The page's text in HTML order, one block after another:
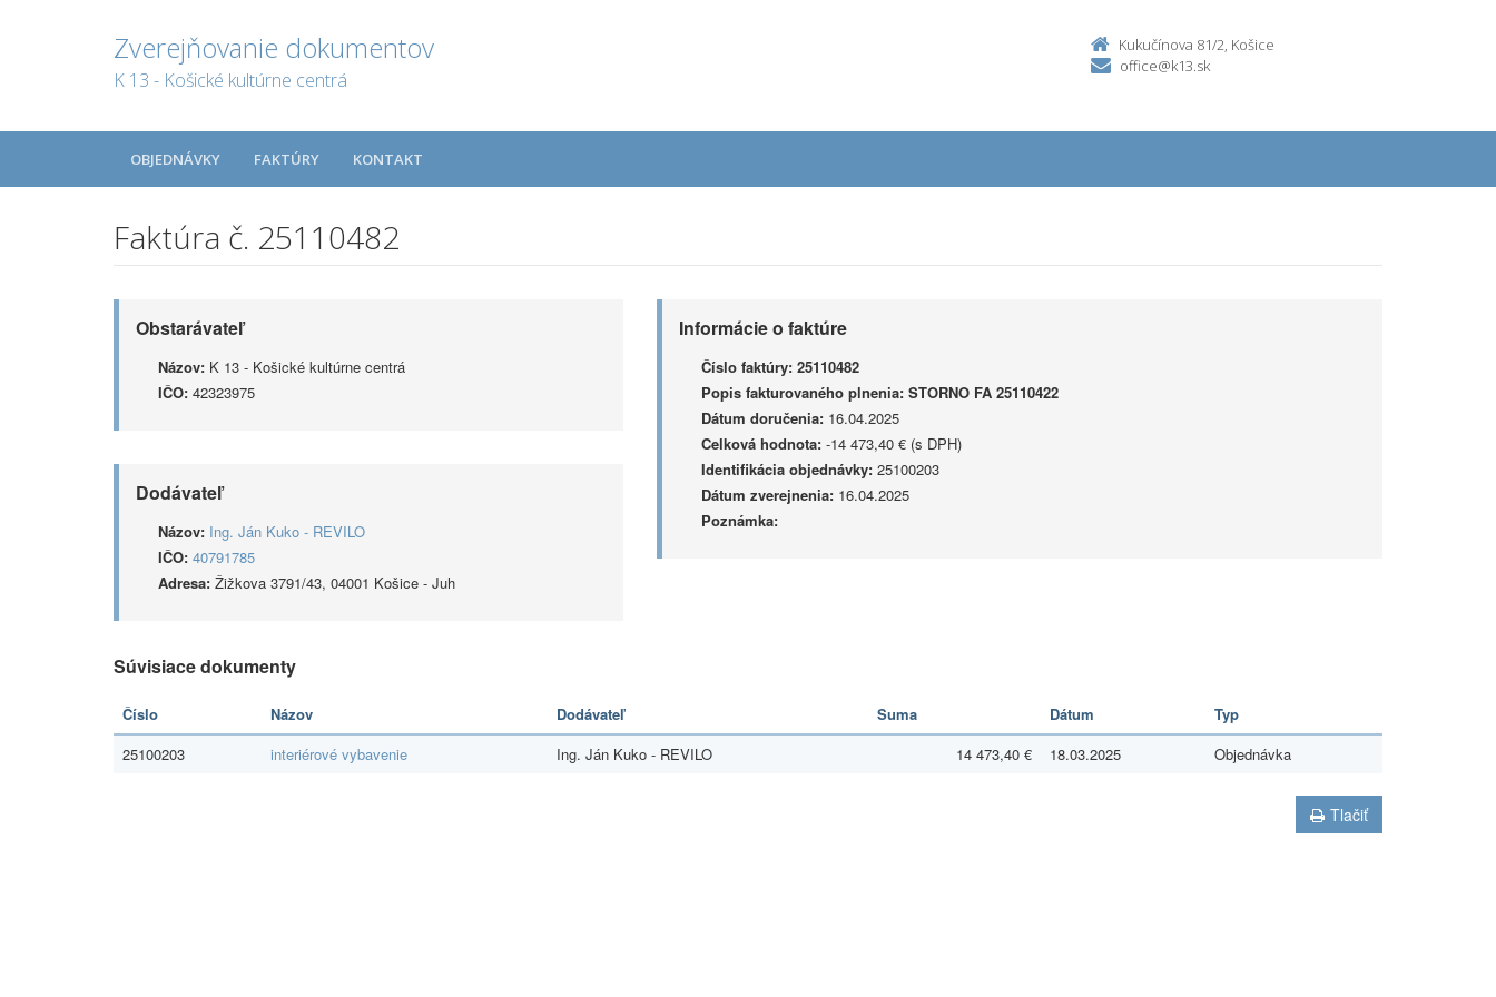
Zverejňovanie dokumentov
K 13 - Košické kultúrne centrá
Kukučínova 81/2, Košice
office@k13.sk
OBJEDNÁVKY FAKTÚRY KONTAKT
Faktúra č. 25110482
Obstarávateľ
Názov: K 13 - Košické kultúrne centrá
IČO: 42323975
Dodávateľ
Názov: Ing. Ján Kuko - REVILO
IČO: 40791785
Adresa: Žižkova 3791/43, 04001 Košice - Juh
Informácie o faktúre
Číslo faktúry: 25110482
Popis fakturovaného plnenia: STORNO FA 25110422
Dátum doručenia:16.04.2025
Celková hodnota:-14 473,40 € (s DPH)
Identifikácia objednávky:25100203
Dátum zverejnenia:16.04.2025
Poznámka:
Súvisiace dokumenty
Číslo Názov Dodávateľ Suma Dátum
Typ
25100203
interiérové vybavenie Ing. Ján Kuko - REVILO 14 473,40 € 18.03.2025 Objednávka
Tlačiť